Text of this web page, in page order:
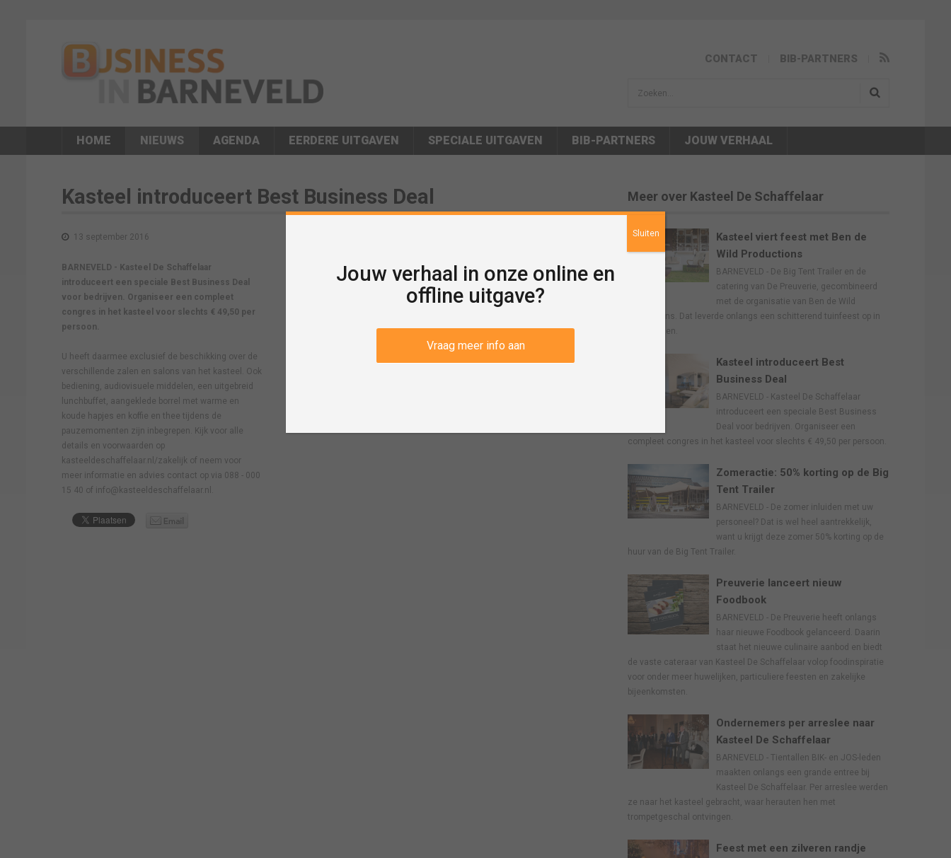
CONTACT BIB-PARTNERS
sisea.search
HOME NIEUWS AGENDA EERDERE UITGAVEN SPECIALE UITGAVEN BIB-PARTNERS JOUW VERHAAL
Kasteel introduceert Best Business Deal
13 september 2016
BARNEVELD - Kasteel De Schaffelaar
introduceert een speciale Best Business Deal
voor bedrijven. Organiseer een compleet
congres in het kasteel voor slechts € 49,50 per
persoon.
U heeft daarmee exclusief de beschikking over de
verschillende zalen en salons van het kasteel. Ook
bediening, audiovisuele middelen, een uitgebreid
lunchbuffet, aangeklede borrel met warme en
koude hapjes en koffie en thee tijdens de
pauzemomenten zijn inbegrepen. Kijk voor alle
details en voorwaarden op
kasteeldeschaffelaar.nl/zakelijk of neem voor
meer informatie en advies contact op via 088 - 000
15 40 of info@kasteeldeschaffelaar.nl.
Meer over Kasteel De Schaffelaar
Kasteel viert feest met Ben de
Wild Productions
BARNEVELD - De Big Tent Trailer en de
catering van De Preuverie, gecombineerd
met de organisatie van Ben de Wild
Productions. Dat leverde onlangs een schitterend tuinfeest op in
Voorthuizen.
Kasteel introduceert Best
Business Deal
BARNEVELD - Kasteel De Schaffelaar
introduceert een speciale Best Business
Deal voor bedrijven. Organiseer een
compleet congres in het kasteel voor slechts € 49,50 per persoon.
Zomeractie: 50% korting op de Big
Tent Trailer
BARNEVELD - De zomer inluiden met uw
personeel? Dat is wel heel aantrekkelijk,
want u krijgt deze zomer 50% korting op de
huur van de Big Tent Trailer.
Preuverie lanceert nieuw
Foodbook
BARNEVELD - De Preuverie heeft onlangs
haar nieuwe Foodbook gelanceerd. Daarin
staat het nieuwe culinaire aanbod en biedt
de vaste cateraar van Kasteel De Schaffelaar volop foodinspiratie
voor onder meer huwelijken, particuliere feesten en zakelijke
bijeenkomsten.
Ondernemers per arreslee naar
Kasteel De Schaffelaar
BARNEVELD - Tientallen BIK- en JOS-leden
maakten onlangs een grande entree bij
Kasteel De Schaffelaar. Per arreslee werden
ze naar het kasteel gebracht, waar herauten hen met
trompetgeschal ontvingen.
Feest met een zilveren randje
Jouw verhaal in onze online en
offline uitgave?
Vraag meer info aan
Sluiten